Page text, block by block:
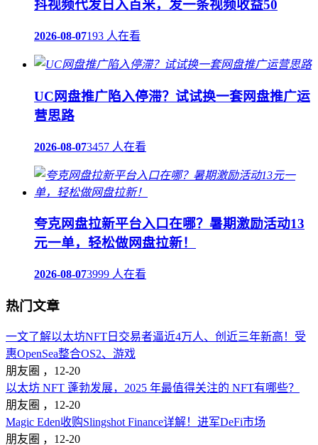
抖视频代发日入百米，发一条视频收益50
2026-08-07193 人在看
UC网盘推广陷入停滞？试试换一套网盘推广运
营思路
2026-08-073457 人在看
夸克网盘拉新平台入口在哪？暑期激励活动13
元一单，轻松做网盘拉新！
2026-08-073999 人在看
热门文章
一文了解以太坊NFT日交易者逼近4万人、创近三年新高！受
惠OpenSea整合OS2、游戏
朋友圈 ， 12-20
以太坊 NFT 蓬勃发展，2025 年最值得关注的 NFT有哪些？
朋友圈 ， 12-20
Magic Eden收购Slingshot Finance详解！进军DeFi市场
朋友圈 ， 12-20